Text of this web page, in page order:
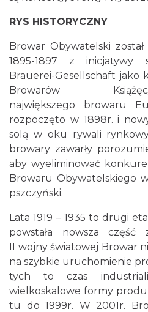
RYS HISTORYCZNY
Browar Obywatelski
1895-1897 z inicjatywy
Brauerei-Gesellschaft jako
Browarów
największego browaru
rozpoczęto w 1898r. i
solą w oku rywali
browary zawarły
aby wyeliminować
Browaru Obywatelskiego
pszczyński.
Lata 1919 – 1935 to drugi
powstała nowsza część
II wojny światowej Browar
na szybkie uruchomienie
tych to czas
wielkoskalowe formy
tu do 1999r. W 2001r.